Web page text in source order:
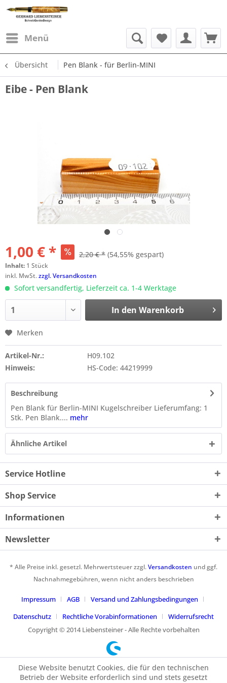
Menü
Übersicht Pen Blank - für Berlin-MINI
Eibe - Pen Blank
1,00 € * 2,20 € * (54,55% gespart)
Inhalt: 1 Stück
inkl. MwSt.zzgl. Versandkosten
Sofort versandfertig, Lieferzeit ca. 1-4 Werktage
In den Warenkorb
Merken
Artikel-Nr.:
H09.102
Hinweis:
HS-Code: 44219999
Beschreibung
Pen Blank für Berlin-MINI Kugelschreiber Lieferumfang: 1
Stk. Pen Blank.... mehr
Ähnliche Artikel
Service Hotline
Shop Service
Informationen
Newsletter
* Alle Preise inkl. gesetzl. Mehrwertsteuer zzgl.Versandkosten und ggf.
Nachnahmegebühren, wenn nicht anders beschrieben
Impressum AGB
Versand und Zahlungsbedingungen
Datenschutz
Rechtliche Vorabinformationen
Widerrufsrecht
Copyright © 2014 Liebensteiner - Alle Rechte vorbehalten
Diese Website benutzt Cookies, die für den technischen
Betrieb der Website erforderlich sind und stets gesetzt